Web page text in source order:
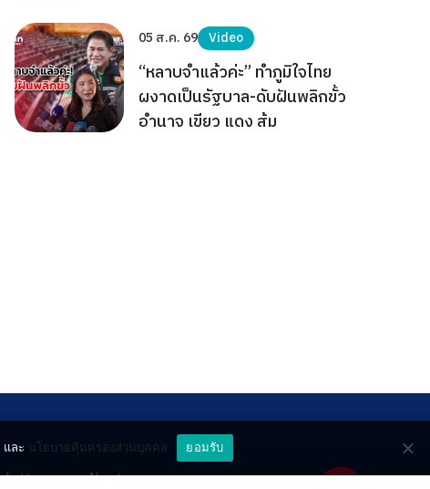
05 ส.ค. 69 Video
“หลาบจำแล้วค่ะ” ทำภูมิใจไทย
ผงาดเป็นรัฐบาล-ดับฝันพลิกขั้ว
อำนาจ เขียว แดง ส้ม
Lottery About
และ นโยบายคุ้มครองส่วนบุคคล ยอมรับ